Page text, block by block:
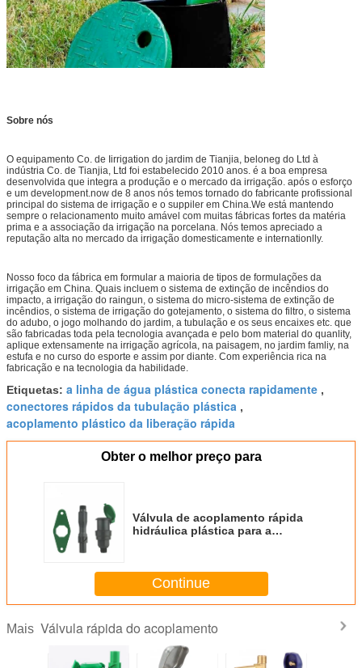
Sobre nós
O equipamento Co. de Iirrigation do jardim de Tianjia, beloneg do Ltd à
indústria Co. de Tianjia, Ltd foi estabelecido 2010 anos. é a boa empresa
desenvolvida que integra a produção e o mercado da irrigação. após o esforço
e um development.now de 8 anos nós temos tornado do fabricante profissional
principal do sistema de irrigação e o suppiler em China.We está mantendo
sempre o relacionamento muito amável com muitas fábricas fortes da matéria
prima e a associação da irrigação na porcelana. Nós temos apreciado a
reputação alta no mercado da irrigação domesticamente e internationlly.
Nosso foco da fábrica em formular a maioria de tipos de formulações da
irrigação em China. Quais incluem o sistema de extinção de incêndios do
impacto, a irrigação do raingun, o sistema do micro-sistema de extinção de
incêndios, o sistema de irrigação do gotejamento, o sistema do filtro, o sistema
do adubo, o jogo molhando do jardim, a tubulação e os seus encaixes etc. que
são fabricadas toda pela tecnologia avançada e pelo bom material do quanlity,
aplique extensamente na irrigação agrícola, na paisagem, no jardim famliy, na
estufa e no curso do esporte e assim por diante. Com experiência rica na
fabricação e na tecnologia da habilidade.
Etiquetas: a linha de água plástica conecta rapidamente ,
conectores rápidos da tubulação plástica ,
acoplamento plástico da liberação rápida
Obter o melhor preço para
Válvula de acoplamento rápida
hidráulica plástica para a
Continue
Mais Válvula rápida do acoplamento